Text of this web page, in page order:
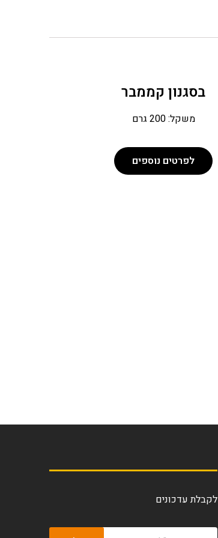
בסגנון קממבר
משקל: 200 גרם
לפרטים נוספים
לקבלת עדכונים